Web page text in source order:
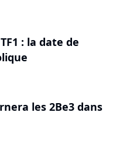
: la date de
les 2Be3 dans